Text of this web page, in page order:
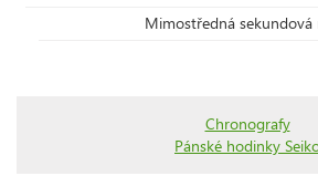
Mimostředná sekundová
Chronografy
Pánské hodinky